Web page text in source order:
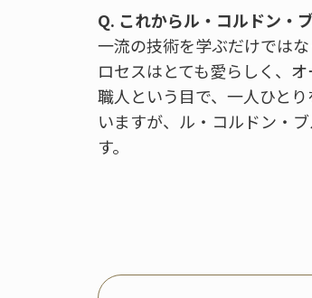
Q. これからル・コルドン・
一流の技術を学ぶだけでは
ロセスはとても愛らしく、
職人という目で、一人ひと
いますが、ル・コルドン・
す。